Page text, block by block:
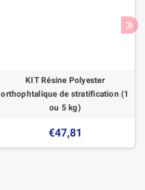
KIT Résine Polyester
orthophtalique de stratification (1
ou 5 kg)
€47,81